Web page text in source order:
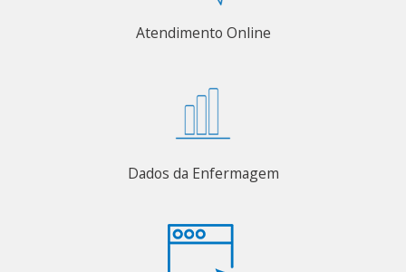
Atendimento Online
Dados da Enfermagem